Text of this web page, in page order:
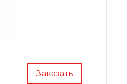
Заказать